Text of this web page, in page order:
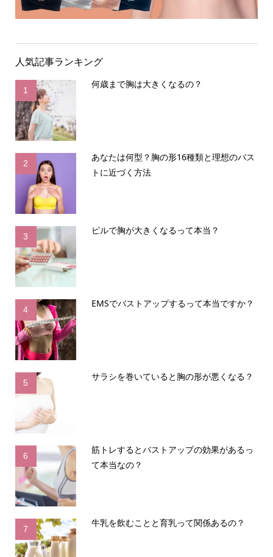
人気記事ランキング
1
何歳まで胸は大きくなるの？
2
あなたは何型？胸の形16種類と理想のバス
トに近づく方法
3
ピルで胸が大きくなるって本当？
4
EMSでバストアップするって本当ですか？
5
サラシを巻いていると胸の形が悪くなる？
6
筋トレするとバストアップの効果があるっ
て本当なの？
7
牛乳を飲むことと育乳って関係あるの？